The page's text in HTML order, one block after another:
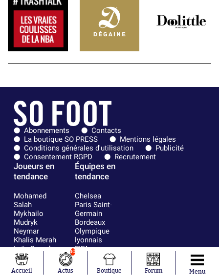
Abonnements
Contacts
La boutique SO PRESS
Mentions légales
Conditions générales d'utilisation
Publicité
Consentement RGPD
Recrutement
Joueurs en
tendance
Mohamed
Salah
Mykhailo
Mudryk
Neymar
Khalis Merah
Loïs Openda
Moussa
Niakhaté
Nicolás
Équipes en
tendance
Chelsea
Paris Saint-
Germain
Bordeaux
Olympique
lyonnais
FIFA
Real Madrid
RC Strasbourg
AC Milan
Accueil
10
Actus Boutique Forum Menu